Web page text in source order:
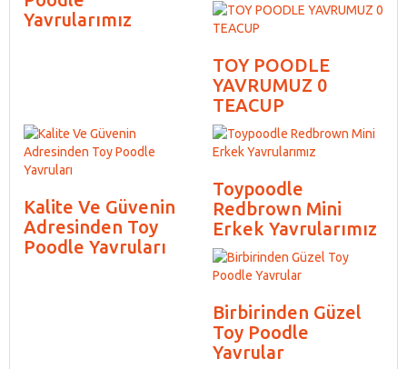
Yavrularımız
TOY POODLE
YAVRUMUZ 0
TEACUP
Kalite Ve Güvenin
Adresinden Toy
Poodle Yavruları
Toypoodle
Redbrown Mini
Erkek Yavrularımız
Birbirinden Güzel
Toy Poodle
Yavrular